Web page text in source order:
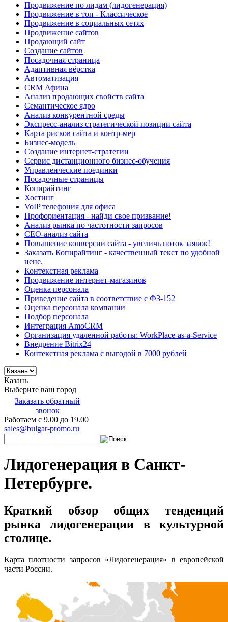
Продвижение по лидам (лидогенерация)
Продвижение в топ - Классическое
Продвижение в социальных сетях
Продвижение сайтов
Продающий сайт
Создание сайтов
Посадочная страница
Адаптивная вёрстка
Автоматизация
CRM Афина
Анализ продающих свойств сайта
Семантическое ядро
Анализ конкурентной среды
Экспресс-анализ стратегической позиции сайта
Карта рисков сайта и контр-мер
Бизнес-модель
Создание интернет-стратегии
Сервис дистанционного бизнес-обучения
Управленческие поединки
Посадочные страницы
Копирайтинг
Хостинг
VoIP телефония для офиса
Профориентация - найди свое призвание!
Анализ рынка по частотности запросов
СЕО-анализ сайта
Повышение конверсии сайта - увеличь поток заявок!
Заказать Копирайтинг - качественный текст по удобной
цене.
Контекстная реклама
Продвижение интернет-магазинов
Оценка персонала
Приведение сайта в соответствие с ФЗ-152
Оценка персонала компании
Подбор персонала
Интеграция AmoCRM
Организация удаленной работы: WorkPlace-as-a-Service
Внедрение Bitrix24
Контекстная реклама с выгодой в 7000 рублей
Казань
Выберите ваш город
Заказать обратный
звонок
Работаем с 9.00 до 19.00
sales@bulgar-promo.ru
Лидогенерация в Санкт-
Петербурге.
Краткий обзор общих тенденций
рынка лидогенерации в культурной
столице.
Карта плотности запросов «Лидогенерация» в европейской
части России.